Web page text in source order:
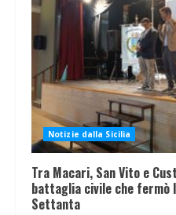
Notizie dalla Sicilia
Tra Macari, San Vito e
battaglia civile che fermò
Settanta